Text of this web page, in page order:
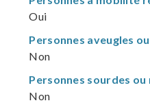
Oui
Personnes aveugles
Non
Personnes sourdes
Non